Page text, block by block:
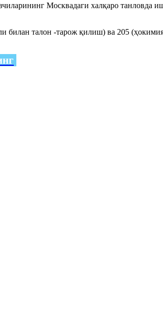
Москвадаги халқаро
талон -тарож қилиш) ва 205